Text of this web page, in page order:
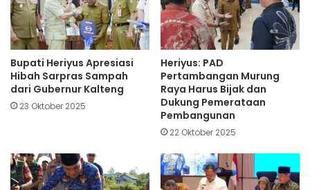
Bupati Heriyus Apresiasi
Hibah Sarpras Sampah
dari Gubernur Kalteng
23 Oktober 2025
Heriyus: PAD
Pertambangan Murung
Raya Harus Bijak dan
Dukung Pemerataan
Pembangunan
22 Oktober 2025